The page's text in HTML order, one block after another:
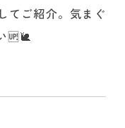
てご紹介。気まぐ
🆙🐌